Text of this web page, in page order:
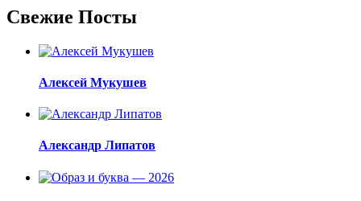
Свежие Посты
Алексей Мукушев
Александр Липатов